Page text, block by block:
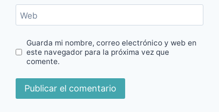
Web
Guarda mi nombre, correo electrónico y web en
este navegador para la próxima vez que
comente.